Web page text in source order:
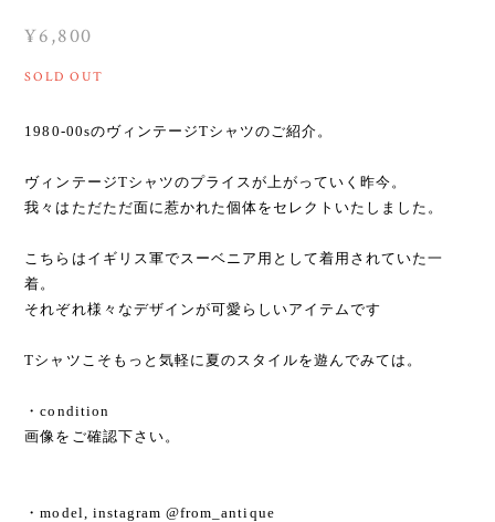
¥6,800
SOLD OUT
1980-00sのヴィンテージTシャツのご紹介。
ヴィンテージTシャツのプライスが上がっていく昨今。
我々はただただ面に惹かれた個体をセレクトいたしました。
こちらはイギリス軍でスーベニア用として着用されていた一
着。
それぞれ様々なデザインが可愛らしいアイテムです
Tシャツこそもっと気軽に夏のスタイルを遊んでみては。
・condition
画像をご確認下さい。
・model, instagram @from_antique